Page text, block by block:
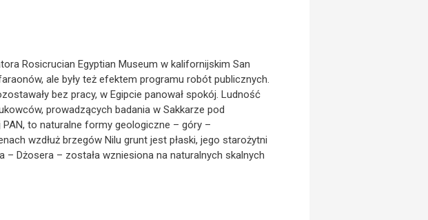
Rosicrucian Egyptian Museum w kalifornijskim San
ale były też efektem programu robót publicznych.
bez pracy, w Egipcie panował spokój. Ludność
prowadzących badania w Sakkarze pod
to naturalne formy geologiczne – góry –
wzdłuż brzegów Nilu grunt jest płaski, jego starożytni
Dżosera – została wzniesiona na naturalnych skalnych